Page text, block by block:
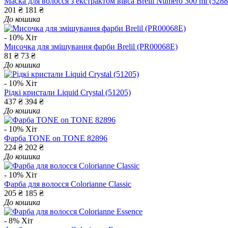
201 ₴ 181 ₴
До кошика
- 10% Хіт
Мисочка для змішування фарби Brelil (PR00068E)
81 ₴ 73 ₴
До кошика
- 10% Хіт
Рідкі кристали Liquid Crystal (51205)
437 ₴ 394 ₴
До кошика
- 10% Хіт
Фарба TONE on TONE 82896
224 ₴ 202 ₴
До кошика
- 10% Хіт
Фарба для волосся Colorianne Classic
205 ₴ 185 ₴
До кошика
- 8% Хіт